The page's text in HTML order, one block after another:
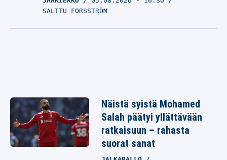
SALTTU FORSSTRÖM
Näistä syistä Mohamed
Salah päätyi yllättävään
ratkaisuun – rahasta
suorat sanat